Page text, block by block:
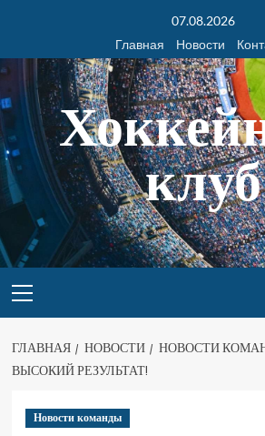
07.08.2026
Главная
Новости
клуб
ГЛАВНАЯ НОВОСТИ НОВОСТИ
ВЫСОКИЙ РЕЗУЛЬТАТ!
Новости команды